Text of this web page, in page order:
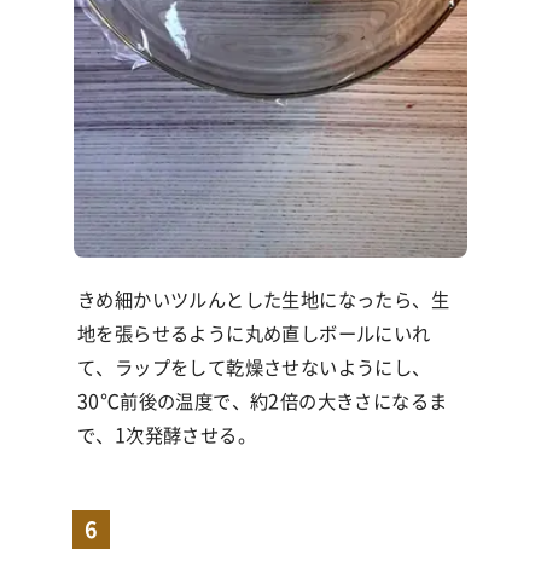
きめ細かいツルんとした生地になったら、生
地を張らせるように丸め直しボールにいれ
て、ラップをして乾燥させないようにし、
30℃前後の温度で、約2倍の大きさになるま
で、1次発酵させる。
6